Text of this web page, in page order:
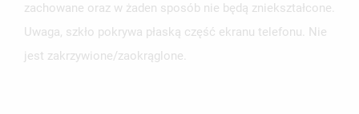
zachowane oraz w żaden sposób nie będą zniekształcone.
Uwaga, szkło pokrywa płaską część ekranu telefonu. Nie
jest zakrzywione/zaokrąglone.